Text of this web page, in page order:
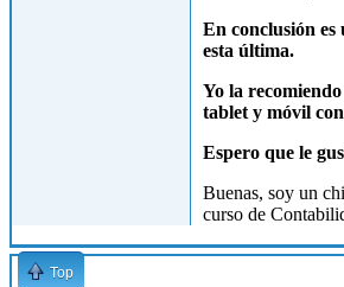
En conclusión es
esta última.
Yo la
tablet y móvil
Espero que le
Buenas, soy un
curso de
Top